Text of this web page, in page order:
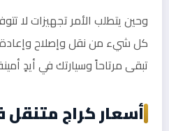
وحين يتطلب الأمر تجهيزات لا
كل شيء من نقل وإصلاح
تبقى مرتاحاً وسيارتك في أيدٍ
أسعار كراج متنقل